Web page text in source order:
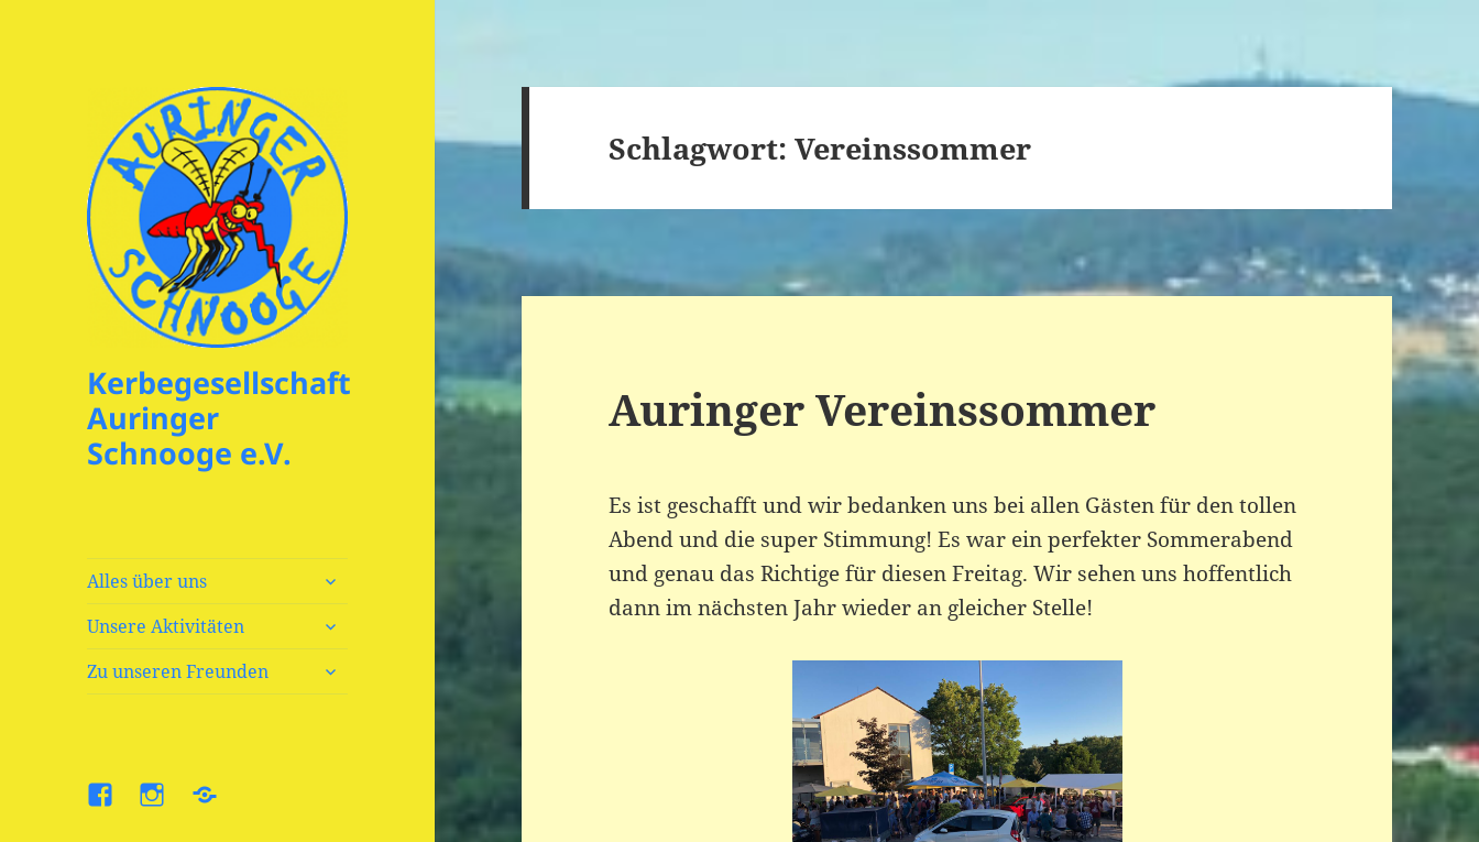
Kerbegesellschaft
Auringer
Schnooge e.V.
Alles über uns
untermenü
Unsere Aktivitäten
untermenü
Zu unseren Freunden
untermenü
Facebook
Insta
Schlagwort:Vereinssommer
Auringer Vereinssommer
Es ist geschafft und wir bedanken uns bei allen Gästen für den tollen
Abend und die super Stimmung! Es war ein perfekter Sommerabend
und genau das Richtige für diesen Freitag. Wir sehen uns hoffentlich
dann im nächsten Jahr wieder an gleicher Stelle!